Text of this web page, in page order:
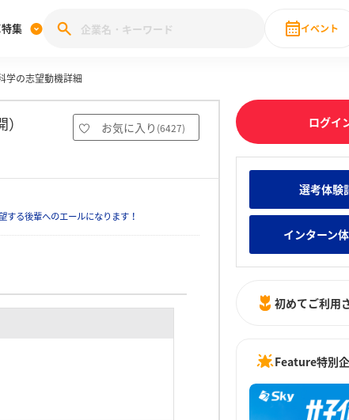
稿キャンペーン
ンド調査
みんなの新卒就職人気企業ランキング
集
28卒 IT・DX現場社員インタビュー
イベント
学の志望動機詳細
お気に入り (6427)
る後輩へのエールになります！
ログイ
選考体験
インターン
初めてご利用
Feature特別